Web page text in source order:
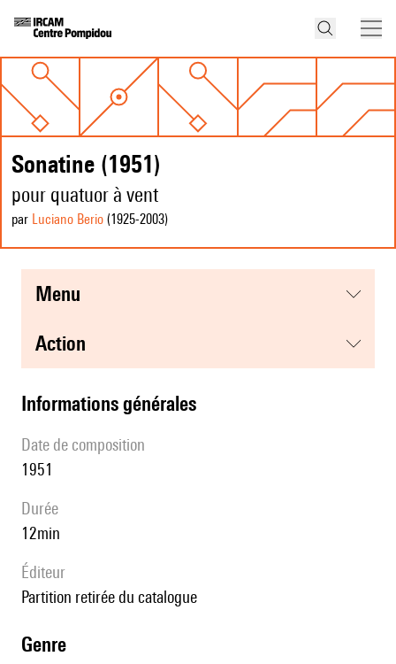
Sonatine (1951)
pour quatuor à vent
par Luciano Berio (1925-2003)
menu
action
informations générales
date de composition
1951
durée
12min
éditeur
partition retirée du catalogue
genre